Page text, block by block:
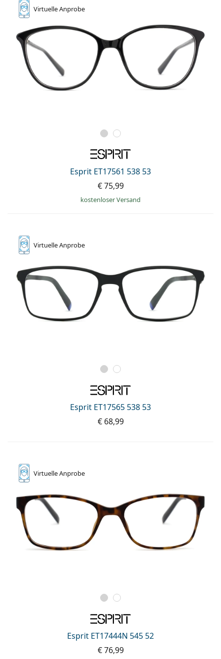
VirtuelleAnprobe
Esprit ET17561 538 53
€ 75,99
kostenloser Versand
VirtuelleAnprobe
Esprit ET17565 538 53
€ 68,99
VirtuelleAnprobe
Esprit ET17444N 545 52
€ 76,99